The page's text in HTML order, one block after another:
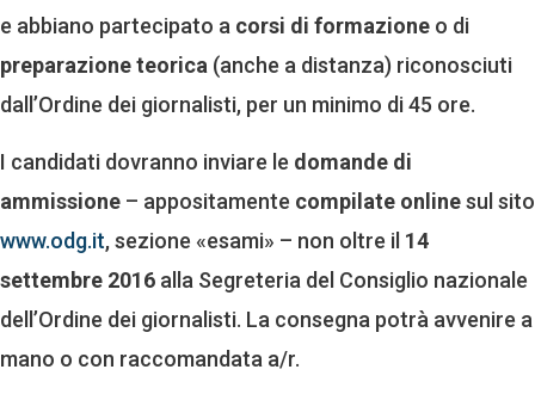
e abbiano partecipato a corsi di formazione o di
preparazione teorica (anche a distanza) riconosciuti
dall’Ordine dei giornalisti, per un minimo di 45 ore.
I candidati dovranno inviare le domande di
ammissione – appositamente compilate onlinesul sito
www.odg.it, sezione «esami» – non oltre il 14
settembre 2016 alla Segreteria del Consiglio nazionale
dell’Ordine dei giornalisti. La consegna potrà avvenire a
mano o con raccomandata a/r.